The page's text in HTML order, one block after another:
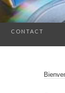
CONTACT